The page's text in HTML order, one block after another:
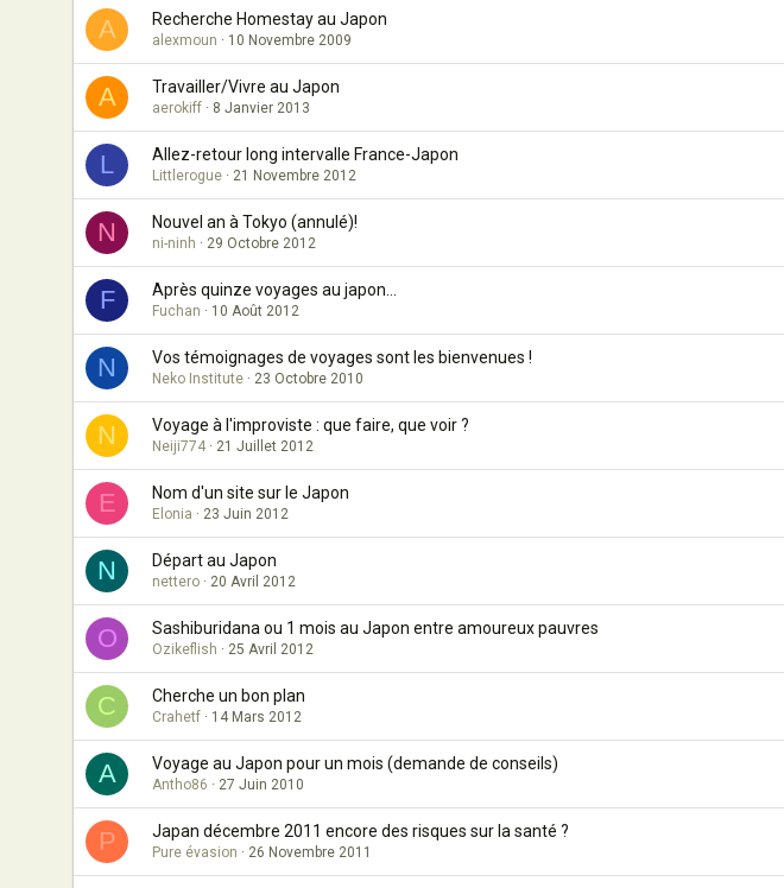
A Recherche Homestay au Japon
alexmoun 10 Novembre 2009
A Travailler/Vivre au Japon
aerokiff 8 Janvier 2013
L Allez-retour long intervalle France-Japon
Littlerogue 21 Novembre 2012
N Nouvel an à Tokyo (annulé)!
ni-ninh 29 Octobre 2012
F Après quinze voyages au japon...
Fuchan 10 Août 2012
N Vos témoignages de voyages sont les bienvenues !
Neko Institute 23 Octobre 2010
N Voyage à l'improviste : que faire, que voir ?
Neiji774 21 Juillet 2012
E Nom d'un site sur le Japon
Elonia 23 Juin 2012
N Départ au Japon
nettero 20 Avril 2012
O Sashiburidana ou 1 mois au Japon entre amoureux pauvres
Ozikeflish 25 Avril 2012
C Cherche un bon plan
Crahetf 14 Mars 2012
A Voyage au Japon pour un mois (demande de conseils)
Antho86 27 Juin 2010
P Japan décembre 2011 encore des risques sur la santé ?
Pure évasion 26 Novembre 2011